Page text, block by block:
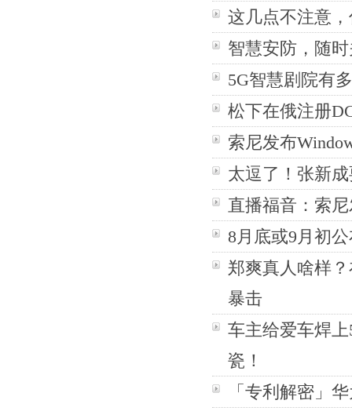
这几点不注意
智慧安防，随
5G智慧剧院有
松下在俄注册
索尼发布
太逗了！张新
直播福音：索
8月底或9月初
郑爽真人啥样
暴击
车主给爱车焊
瓷！
「专利解密」